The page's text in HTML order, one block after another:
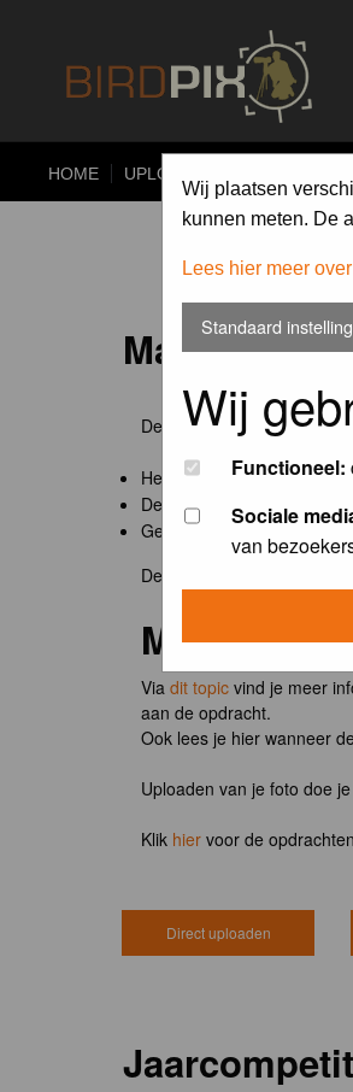
HOME UPLOAD
Wij plaatsen
kunnen meten. De
Lees hier meer
Standaard
Wij
Functioneel:
Sociale
van
De maandopdracht van
Het onderwerp van de
De community nomineert
Geregistreerde gebruikers
De winnaar van de
Meedoen?
Via dit topic vind je meer
aan de opdracht.
Ook lees je hier wanneer
Uploaden van je foto doe
Klik hier voor de
Direct uploaden